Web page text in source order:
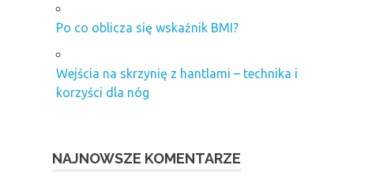
Po co oblicza się wskaźnik BMI?
Wejścia na skrzynię z hantlami – technika i
korzyści dla nóg
NAJNOWSZE KOMENTARZE